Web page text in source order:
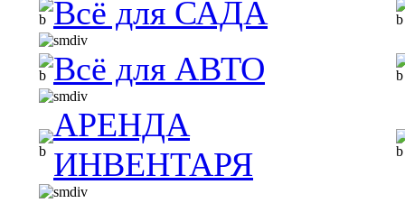
Всё для САДА
Всё для АВТО
АРЕНДА
ИНВЕНТАРЯ